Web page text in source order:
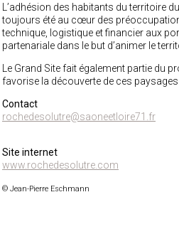
L’adhésion des habitants du territoire
toujours été au cœur des
technique, logistique et financier aux
partenariale dans le but d’animer le
Le Grand Site fait également partie du
favorise la découverte de ces
Contact
rochedesolutre@saoneetloire71.fr
Site internet
www.rochedesolutre.com
© Jean-Pierre Eschmann